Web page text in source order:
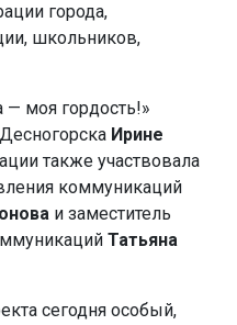
города,
школьников,
моя гордость!»
Ирине
также участвовала
коммуникаций
и заместитель
Татьяна
сегодня особый,